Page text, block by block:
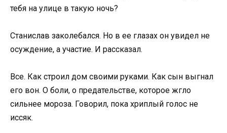
тебя на улице в такую ночь?
Станислав заколебался. Но в ее глазах он увидел не
осуждение, а участие. И рассказал.
Все. Как строил дом своими руками. Как сын выгнал
его вон. О боли, о предательстве, которое жгло
сильнее мороза. Говорил, пока хриплый голос не
иссяк.